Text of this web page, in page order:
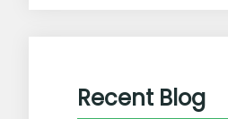
Recent Blog